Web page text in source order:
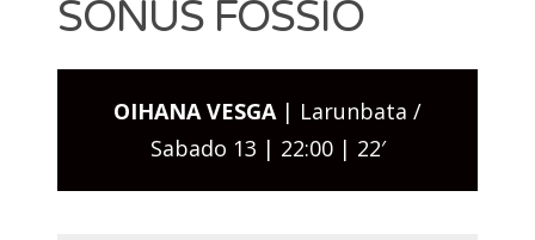
SONUS FOSSIO
OIHANA VESGA | Larunbata /
Sabado 13 | 22:00 | 22′